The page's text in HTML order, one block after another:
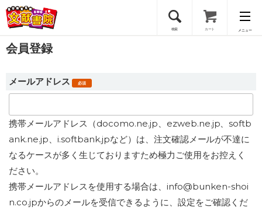
検索 カート メニュー
会員登録
ログイン
会員登録
メールアドレス 必須
携帯メールアドレス（docomo.ne.jp、ezweb.ne.jp、softb
ank.ne.jp、i.softbank.jpなど）は、注文確認メールが不達に
なるケースが多く生じておりますため極力ご使用をお控えく
ださい。
携帯メールアドレスを使用する場合は、info@bunken-shoi
n.co.jpからのメールを受信できるように、設定をご確認くだ